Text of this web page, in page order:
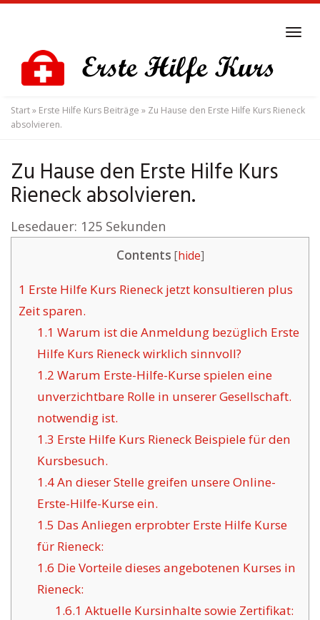
content
Start» Erste Hilfe Kurs Beiträge » Zu Hause den Erste Hilfe Kurs Rieneck
absolvieren.
Zu Hause den Erste Hilfe Kurs
Rieneck absolvieren.
Lesedauer: 125 Sekunden
Contents [hide]
1 Erste Hilfe Kurs Rieneck jetzt konsultieren plus
Zeit sparen.
1.1 Warum ist die Anmeldung bezüglich Erste
Hilfe Kurs Rieneck wirklich sinnvoll?
1.2 Warum Erste-Hilfe-Kurse spielen eine
unverzichtbare Rolle in unserer Gesellschaft.
notwendig ist.
1.3 Erste Hilfe Kurs Rieneck Beispiele für den
Kursbesuch.
1.4An dieser Stelle greifen unsere Online-
Erste-Hilfe-Kurse ein.
1.5 Das Anliegen erprobter Erste Hilfe Kurse
für Rieneck:
1.6 Die Vorteile dieses angebotenen Kurses in
Rieneck:
1.6.1 Aktuelle Kursinhalte sowie Zertifikat: